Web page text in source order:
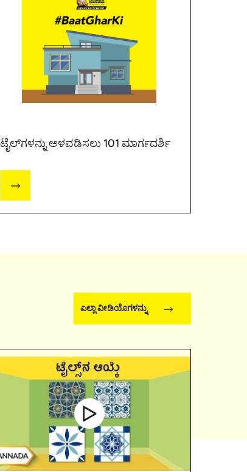
ಟೈಲ್‌ಗಳನ್ನು ಅಳವಡಿಸಲು 101 ಮಾರ್ಗದರ್ಶಿ
ಎಲ್ಲಾ ವೀಡಿಯೊಗಳನ್ನು